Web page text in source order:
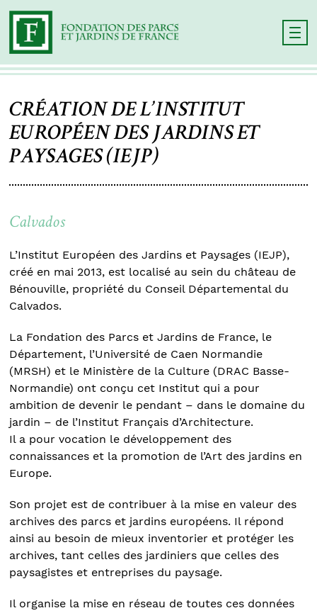
CRÉATION DE L’INSTITUT
EUROPÉEN DES JARDINS ET
PAYSAGES (IEJP)
Calvados
L’Institut Européen des Jardins et Paysages (IEJP),
créé en mai 2013, est localisé au sein du château de
Bénouville, propriété du Conseil Départemental du
Calvados.
La Fondation des Parcs et Jardins de France, le
Département, l’Université de Caen Normandie
(MRSH) et le Ministère de la Culture (DRAC Basse-
Normandie) ont conçu cet Institut qui a pour
ambition de devenir le pendant – dans le domaine du
jardin – de l’Institut Français d’Architecture.
Il a pour vocation le développement des
connaissances et la promotion de l’Art des jardins en
Europe.
Son projet est de contribuer à la mise en valeur des
archives des parcs et jardins européens. Il répond
ainsi au besoin de mieux inventorier et protéger les
archives, tant celles des jardiniers que celles des
paysagistes et entreprises du paysage.
Il organise la mise en réseau de toutes ces données